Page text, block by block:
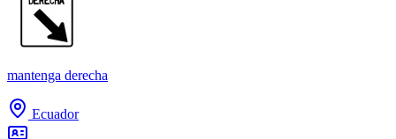
mantenga derecha
Ecuador